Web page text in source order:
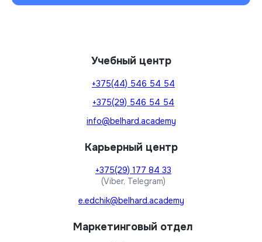
Учебный центр
+375(44) 546 54 54
+375(29) 546 54 54
info@belhard.academy
e.edchik@belhard.academy
+375(29) 177 84 33
(Viber, Telegram)
Карьерный центр
Маркетинговый отдел